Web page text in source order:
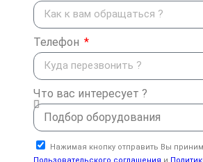
Телефон
Что вас интересует ?
Нажимая кнопку отправить Вы